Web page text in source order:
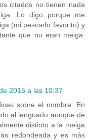
citados no tienen nada
Lo digo porque me
(mi pescado favorito) y
que no eran meiga.
2015 a las 10:37
sobre el nombre. En
al lenguado aunque de
distinto a la meiga
redondeada y es más